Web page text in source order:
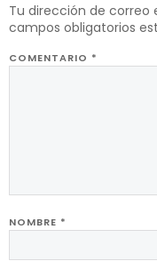
Tu dirección de correo
campos obligatorios
COMENTARIO *
NOMBRE *